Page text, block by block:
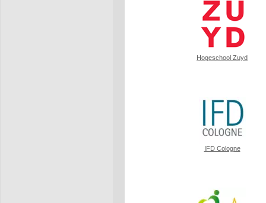
Hogeschool Zuyd
IFD Cologne